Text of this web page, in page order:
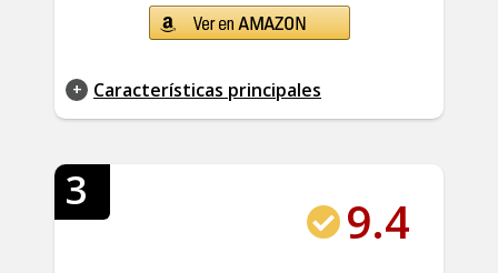
Características principales
3
9.4